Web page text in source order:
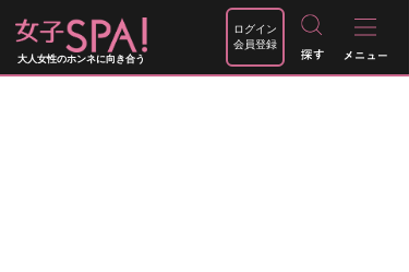
大人女性のホンネに向き合う
ログイン
会員登録